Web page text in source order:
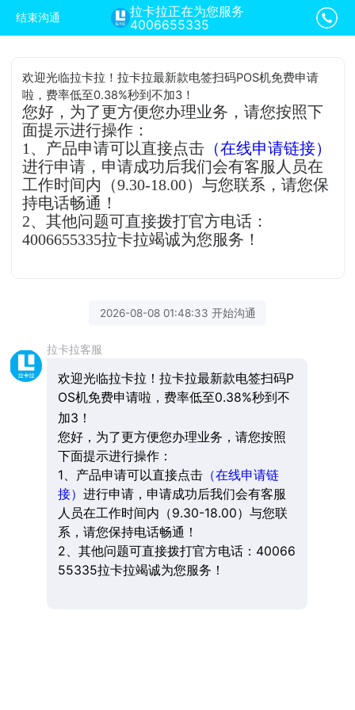
结束沟通
拉卡拉正在为您服务
4006655335
欢迎光临拉卡拉！拉卡拉最新款电签扫码POS机免费申请
啦，费率低至0.38%秒到不加3！
您好，为了更方便您办理业务，请您按照下
面提示进行操作：
1、产品申请可以直接点击 （在线申请链接）
进行申请，申请成功后我们会有客服人员在
工作时间内（9.30-18.00）与您联系，请您保
持电话畅通！
2、其他问题可直接拨打官方电话：
4006655335拉卡拉竭诚为您服务！
2026-08-08 01:48:33 开始沟通
拉卡拉客服
欢迎光临拉卡拉！拉卡拉最新款电签扫码P
OS机免费申请啦，费率低至0.38%秒到不
加3！
您好，为了更方便您办理业务，请您按照
下面提示进行操作：
1、产品申请可以直接点击（在线申请链
接） 进行申请，申请成功后我们会有客服
人员在工作时间内（9.30-18.00）与您联
系，请您保持电话畅通！
2、其他问题可直接拨打官方电话：40066
55335拉卡拉竭诚为您服务！